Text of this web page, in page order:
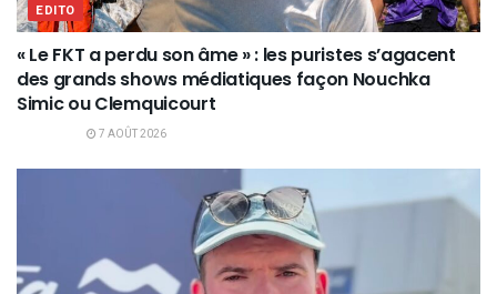
EDITO
« Le FKT a perdu son âme » : les puristes s’agacent
des grands shows médiatiques façon Nouchka
Simic ou Clemquicourt
7 AOÛT 2026